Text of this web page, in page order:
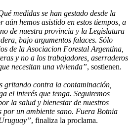
medidas se han gestado desde la
hemos asistido en estos tiempos, a
de nuestra provincia y la Legislatura
bajo argumentos falaces. Sólo
de la Asociacion Forestal Argentina,
y no a los trabajadores, aserraderos
necesitan una vivienda”, sostienen.
gritando contra la contaminación,
el interés que tenga. Seguiremos
la salud y bienestar de nuestros
por un ambiente sano. Fuera Botnia
, finaliza la proclama.